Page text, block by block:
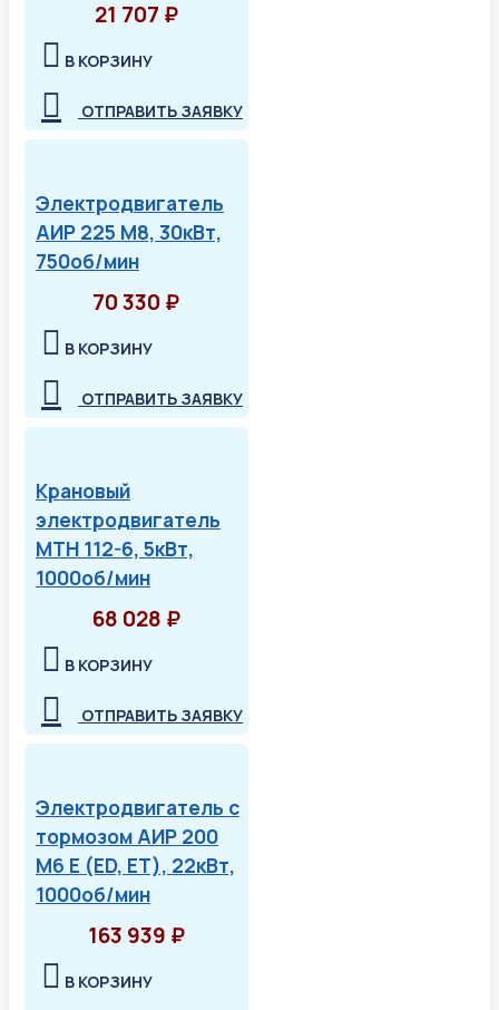
21 707 ₽
В КОРЗИНУ
ОТПРАВИТЬ ЗАЯВКУ
Электродвигатель
АИР 225 М8, 30кВт,
750об/мин
70 330 ₽
В КОРЗИНУ
ОТПРАВИТЬ ЗАЯВКУ
Крановый
электродвигатель
МТН 112-6, 5кВт,
1000об/мин
68 028 ₽
В КОРЗИНУ
ОТПРАВИТЬ ЗАЯВКУ
Электродвигатель с
тормозом АИР 200
М6 Е (ED, ET), 22кВт,
1000об/мин
163 939 ₽
В КОРЗИНУ